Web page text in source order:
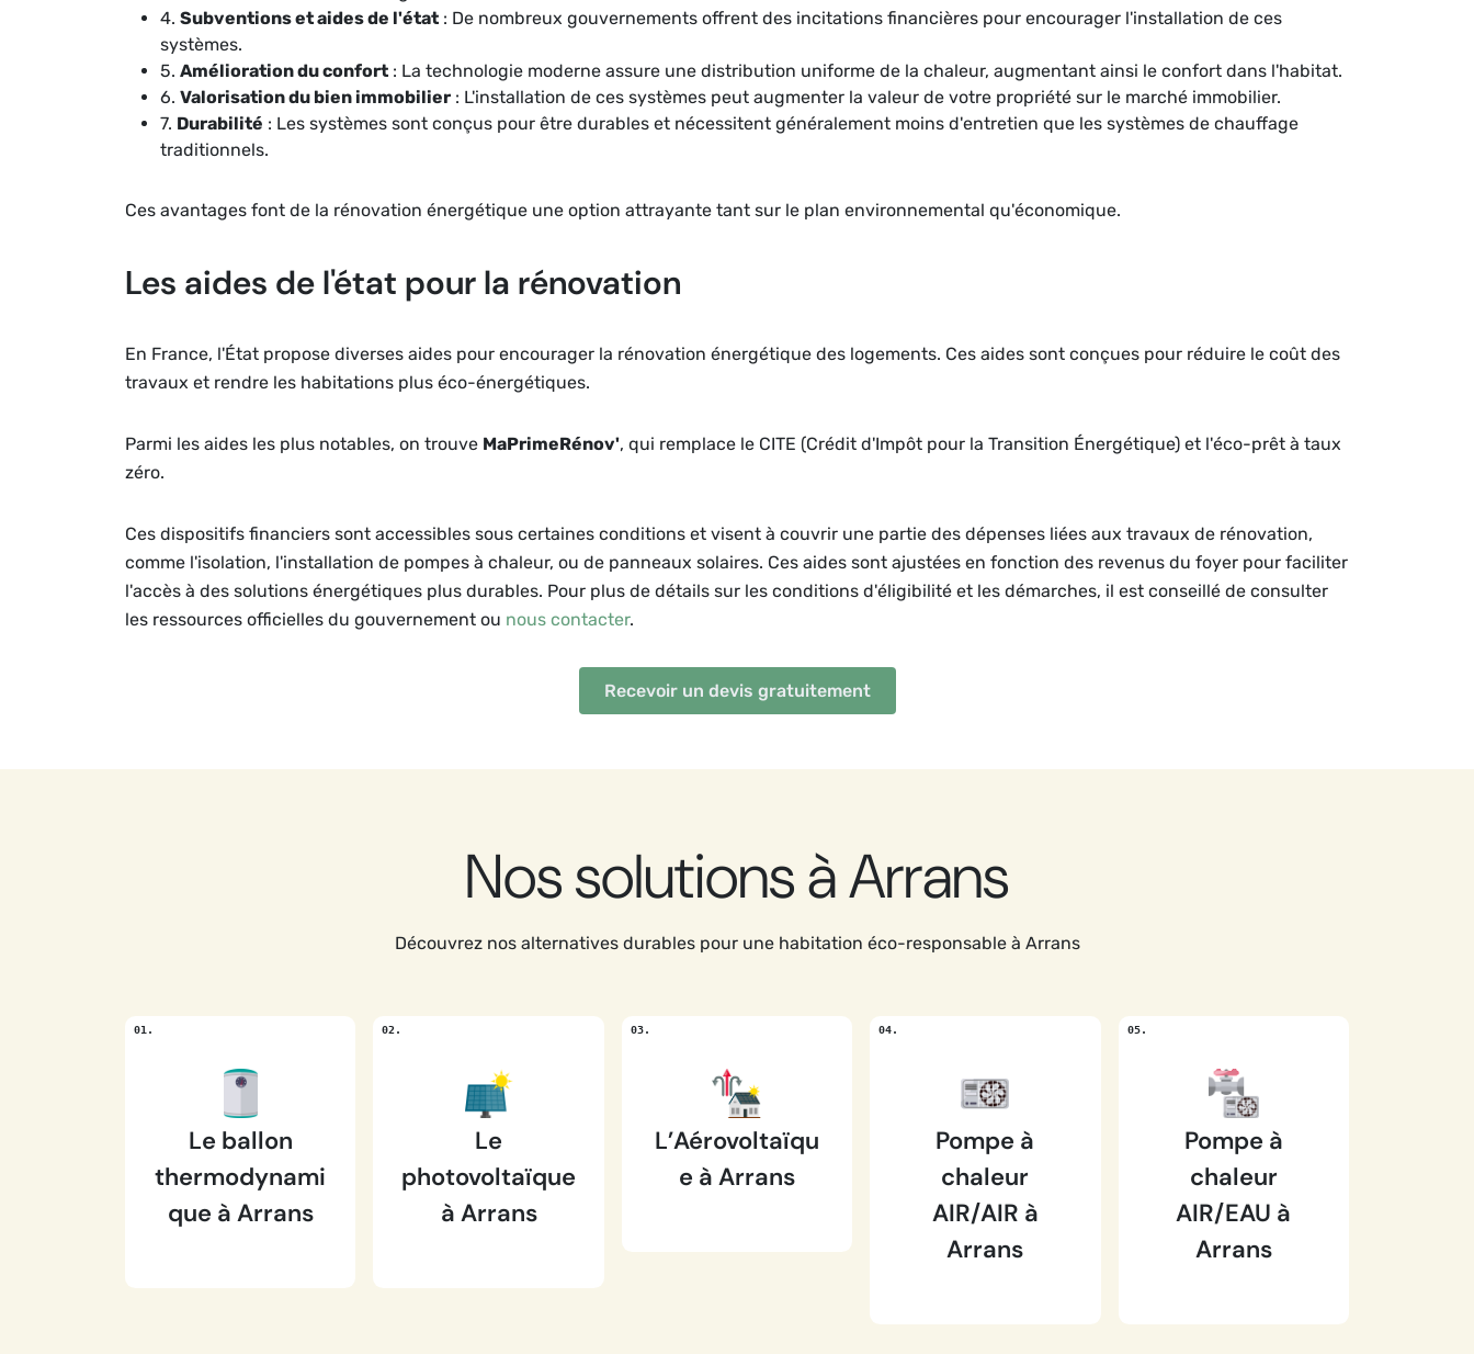
4. Subventions et aides de l'état : De nombreux gouvernements offrent des incitations financières pour encourager l'installation de ces
systèmes.
5. Amélioration du confort : La technologie moderne assure une distribution uniforme de la chaleur, augmentant ainsi le confort dans l'habitat.
6. Valorisation du bien immobilier : L'installation de ces systèmes peut augmenter la valeur de votre propriété sur le marché immobilier.
7. Durabilité : Les systèmes sont conçus pour être durables et nécessitent généralement moins d'entretien que les systèmes de chauffage
traditionnels.
Ces avantages font de la rénovation énergétique une option attrayante tant sur le plan environnemental qu'économique.
Les aides de l'état pour la rénovation
En France, l'État propose diverses aides pour encourager la rénovation énergétique des logements. Ces aides sont conçues pour réduire le coût des
travaux et rendre les habitations plus éco-énergétiques.
Parmi les aides les plus notables, on trouve MaPrimeRénov', qui remplace le CITE (Crédit d'Impôt pour la Transition Énergétique) et l'éco-prêt à taux
zéro.
Ces dispositifs financiers sont accessibles sous certaines conditions et visent à couvrir une partie des dépenses liées aux travaux de rénovation,
comme l'isolation, l'installation de pompes à chaleur, ou de panneaux solaires. Ces aides sont ajustées en fonction des revenus du foyer pour faciliter
l'accès à des solutions énergétiques plus durables. Pour plus de détails sur les conditions d'éligibilité et les démarches, il est conseillé de consulter
les ressources officielles du gouvernement ou nous contacter.
Recevoir un devis gratuitement
Nos solutions à Arrans
Découvrez nos alternatives durables pour une habitation éco-responsable à Arrans
Le ballon
thermodynami
que à Arrans
Le
photovoltaïque
à Arrans
L’Aérovoltaïqu
e à Arrans
Pompe à
chaleur
AIR/AIR à
Arrans
Pompe à
chaleur
AIR/EAU à
Arrans